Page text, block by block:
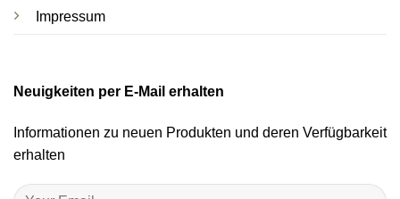
Impressum
Neuigkeiten per E-Mail erhalten
Informationen zu neuen Produkten und deren Verfügbarkeit
erhalten